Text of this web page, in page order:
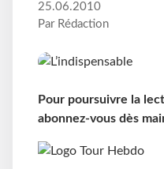
25.06.2010
Par Rédaction
Pour poursuivre la
abonnez-vous dès